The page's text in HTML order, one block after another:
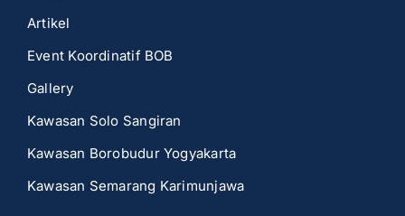
Artikel
Event Koordinatif BOB
Gallery
Kawasan Solo Sangiran
Kawasan Borobudur Yogyakarta
Kawasan Semarang Karimunjawa